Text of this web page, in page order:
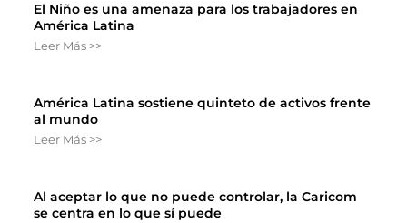
El Niño es una amenaza para los trabajadores en
América Latina
Leer Más >>
América Latina sostiene quinteto de activos frente
al mundo
Leer Más >>
Al aceptar lo que no puede controlar, la Caricom
se centra en lo que sí puede